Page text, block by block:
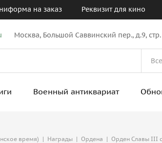
на заказ Реквизит для кино
Москва, Большой Саввинский пер., д.9,
Военный антиквариат
время) | Награды | Ордена | Орден Славы III